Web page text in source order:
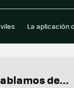
La aplicación
de...